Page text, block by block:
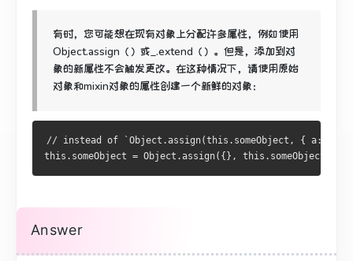
有时，您可能想在现有对象上分配许多属性，例如使用
Object.assign（）或_.extend（）。 但是，添加到对
象的新属性不会触发更改。 在这种情况下，请使用原始
对象和mixin对象的属性创建一个新鲜的对象：
// instead of `Object.assign(this.someObject, { a: 1,
this.someObject = Object.assign({}, this.someObject,
Answer